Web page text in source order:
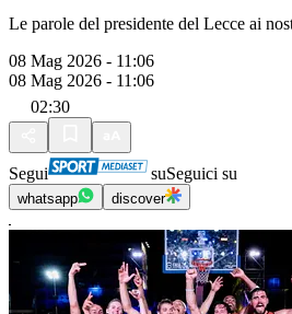
Le parole del presidente del Lecce ai
08 Mag 2026 - 11:06
08 Mag 2026 - 11:06
02:30
Segui suSeguici su
whatsapp discover